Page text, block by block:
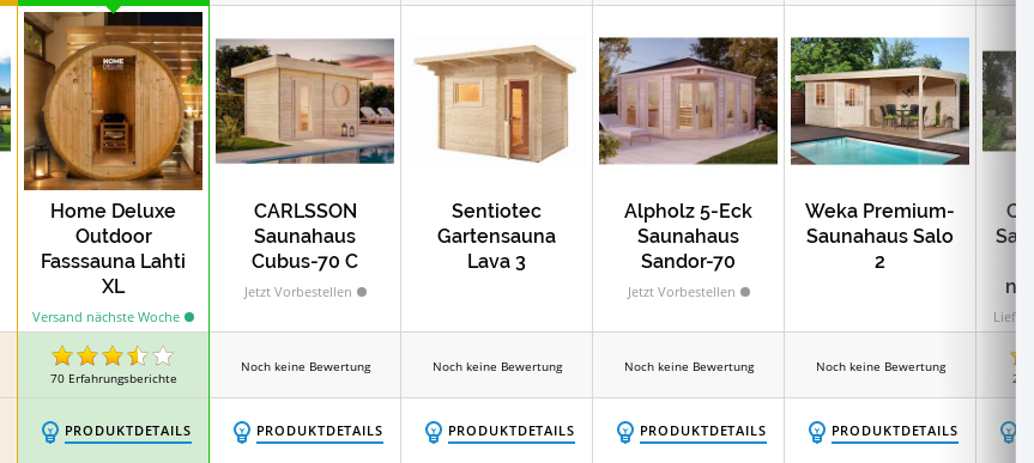
Home Deluxe
Outdoor
Fasssauna Lahti
XL
Versand nächste Woche
CARLSSON
Saunahaus
Cubus-70 C
Jetzt Vorbestellen
Sentiotec
Gartensauna
Lava 3
Alpholz 5-Eck
Saunahaus
Sandor-70
Jetzt Vorbestellen
Weka Premium-
Saunahaus Salo
2
70 Erfahrungsberichte
Noch keine Bewertung Noch keine Bewertung Noch keine Bewertung Noch keine Bewertung
2
PRODUKTDETAILS PRODUKTDETAILS PRODUKTDETAILS PRODUKTDETAILS PRODUKTDETAILS